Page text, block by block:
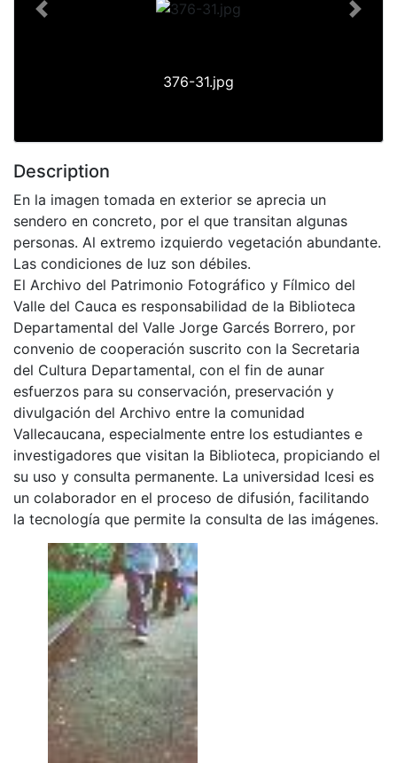
376-31.jpg
Previous Next
Description
En la imagen tomada en exterior se aprecia un
sendero en concreto, por el que transitan algunas
personas. Al extremo izquierdo vegetación abundante.
Las condiciones de luz son débiles.
El Archivo del Patrimonio Fotográfico y Fílmico del
Valle del Cauca es responsabilidad de la Biblioteca
Departamental del Valle Jorge Garcés Borrero, por
convenio de cooperación suscrito con la Secretaria
del Cultura Departamental, con el fin de aunar
esfuerzos para su conservación, preservación y
divulgación del Archivo entre la comunidad
Vallecaucana, especialmente entre los estudiantes e
investigadores que visitan la Biblioteca, propiciando el
su uso y consulta permanente. La universidad Icesi es
un colaborador en el proceso de difusión, facilitando
la tecnología que permite la consulta de las imágenes.